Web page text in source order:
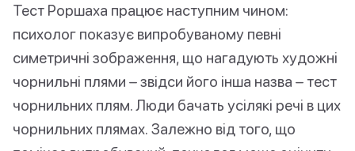
Тест Роршаха працює наступним чином:
психолог показує випробуваному певні
симетричні зображення, що нагадують художні
чорнильні плями – звідси його інша назва – тест
чорнильних плям. Люди бачать усілякі речі в цих
чорнильних плямах. Залежно від того, що